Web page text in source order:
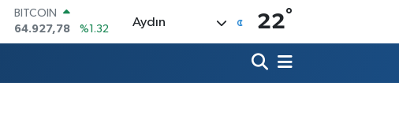
64.927,78
DOLAR
47,5894
%0.08
Aydın 22°